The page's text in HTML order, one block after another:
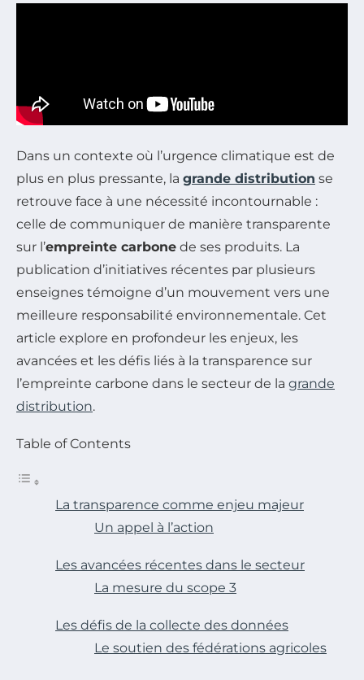
Dans un contexte où l’urgence climatique est de
plus en plus pressante, la grande distribution se
retrouve face à une nécessité incontournable :
celle de communiquer de manière transparente
sur l’empreinte carbone de ses produits. La
publication d’initiatives récentes par plusieurs
enseignes témoigne d’un mouvement vers une
meilleure responsabilité environnementale. Cet
article explore en profondeur les enjeux, les
avancées et les défis liés à la transparence sur
l’empreinte carbone dans le secteur de la grande
distribution.
Table of Contents
La transparence comme enjeu majeur
Un appel à l’action
Les avancées récentes dans le secteur
La mesure du scope 3
Les défis de la collecte des données
Le soutien des fédérations agricoles